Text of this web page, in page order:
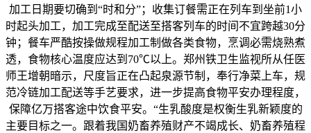
加工日期要切确到“时和分”；收集订餐需正在列车到坐前1小
时起头加工，加工完成至配送至搭客列车的时间不宜跨越30分
钟；餐车严酷按操做规程加工制做各类食物，烹调必需烧熟煮
透，食物核心温度应达到70℃以上。郑州铁卫生监视所从任医
师王增朝暗示，尺度旨正在凸起泉源节制，奉行净菜上车，规
范冷链加工配送等手艺要求，进一步提高食物平安办理程度，
保障亿万搭客途中饮食平安。“生乳酸度是权衡生乳新颖度的
主要目标之一。跟着我国奶畜养殖财产不竭成长、奶畜养殖程